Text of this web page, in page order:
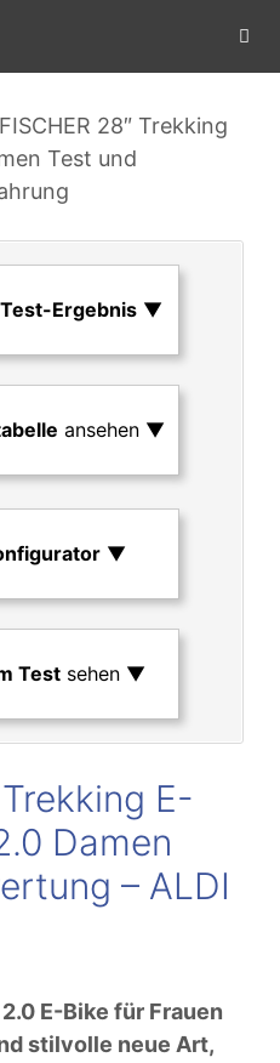
FISCHER 28″ Trekking
Test und
Test-Ergebnis ▼
ansehen ▼
▼
Testsehen ▼
E-
Damen
– ALDI
2.0 E-Bike für Frauen
stilvolle neue Art,